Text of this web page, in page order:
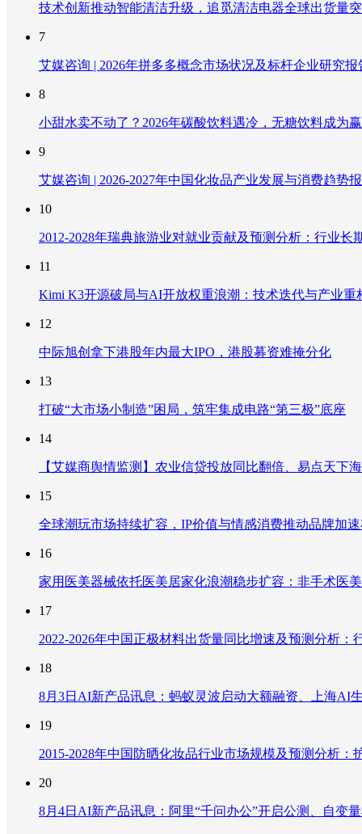
技术创新推动智能清洁升级，追觅清洁电器全球出货量
7
艾媒咨询 | 2026年拼多多概念市场状况及标杆企业研究报
8
小甜水卖不动了？2026年碳酸饮料遇冷，无糖饮料成为
9
艾媒咨询 | 2026-2027年中国化妆品产业发展与消费趋势
10
2012-2028年瑞典旅游业对就业贡献及预测分析：行业
11
Kimi K3开源破局与AI开放权重浪潮：技术迭代与产业重
12
中际旭创拿下港股年内最大IPO，港股募资难掩分化
13
打破“大市场小制造”困局，筑牢集成电路“第三极”底座
14
【艾媒商舆情监测】农业信贷投放同比翻倍、易点天下
15
全球潮玩市场持续扩容，IP价值与情感消费推动品牌加
16
家用医美器械依托医美居家化浪潮稳步扩容：非手术医
17
2022-2026年中国正极材料出货量同比增速及预测分析
18
8月3日AI新产品讯息：蚂蚁灵波启动大额融资、上海AI
19
2015-2028年中国防晒化妆品行业市场规模及预测分析
20
8月4日AI新产品讯息：阿里“千问办公”开启公测、自变